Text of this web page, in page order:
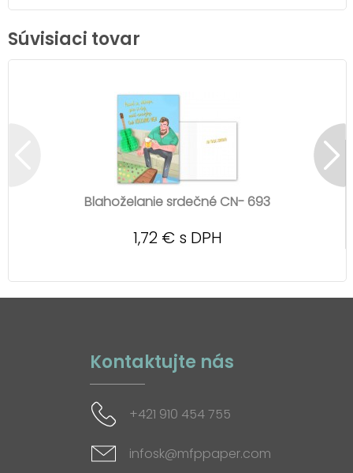
Súvisiaci tovar
Blahoželanie srdečné CN- 693
1,72 € s DPH
Kontaktujte nás
+421 910 454 755
infosk@mfppaper.com